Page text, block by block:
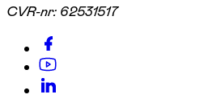
CVR-nr: 62531517